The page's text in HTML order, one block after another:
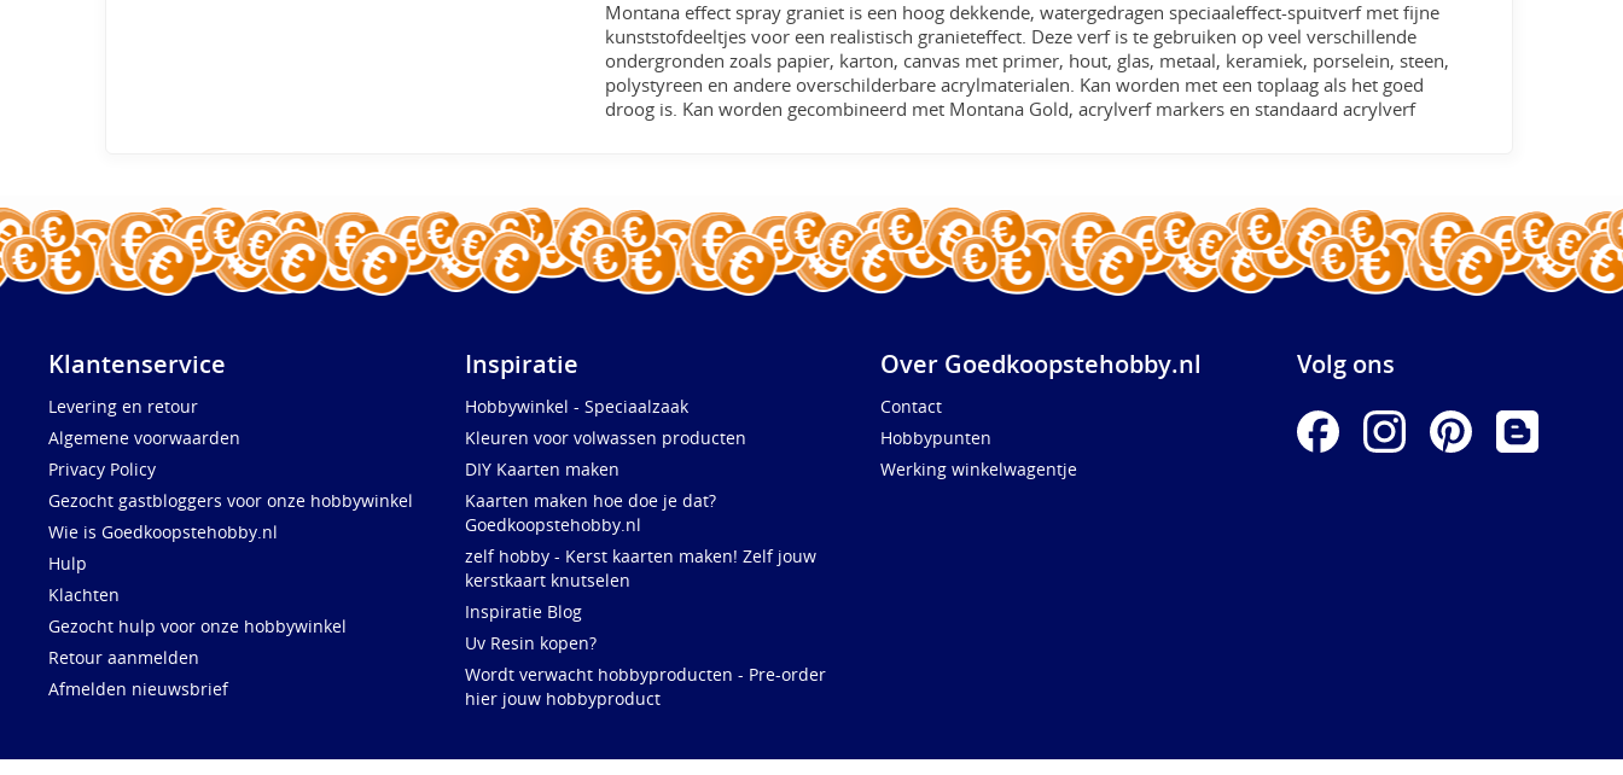
Montana effect spray graniet is een hoog dekkende, watergedragen speciaaleffect-spuitverf met fijne
kunststofdeeltjes voor een realistisch granieteffect. Deze verf is te gebruiken op veel verschillende
ondergronden zoals papier, karton, canvas met primer, hout, glas, metaal, keramiek, porselein, steen,
polystyreen en andere overschilderbare acrylmaterialen. Kan worden met een toplaag als het goed
droog is. Kan worden gecombineerd met Montana Gold, acrylverf markers en standaard acrylverf
Klantenservice
Levering en retour
Algemene voorwaarden
Privacy Policy
Gezocht gastbloggers voor onze hobbywinkel
Wie is Goedkoopstehobby.nl
Hulp
Klachten
Gezocht hulp voor onze hobbywinkel
Retour aanmelden
Afmelden nieuwsbrief
Inspiratie
Hobbywinkel - Speciaalzaak
Kleuren voor volwassen producten
DIY Kaarten maken
Kaarten maken hoe doe je dat?
Goedkoopstehobby.nl
zelf hobby - Kerst kaarten maken! Zelf jouw
kerstkaart knutselen
Inspiratie Blog
Uv Resin kopen?
Wordt verwacht hobbyproducten - Pre-order
hier jouw hobbyproduct
Over Goedkoopstehobby.nl
Contact
Hobbypunten
Werking winkelwagentje
Volg ons